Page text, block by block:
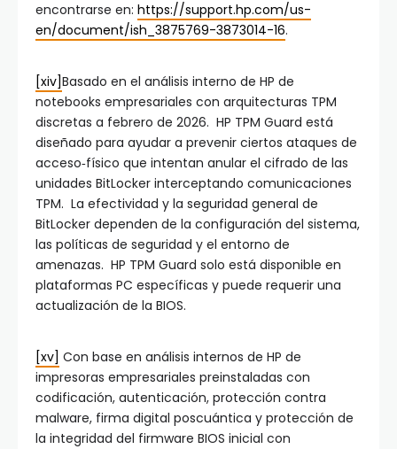
encontrarse en: https://support.hp.com/us-
en/document/ish_3875769-3873014-16.
[xiv]Basado en el análisis interno de HP de
notebooks empresariales con arquitecturas TPM
discretas a febrero de 2026. HP TPM Guard está
diseñado para ayudar a prevenir ciertos ataques de
acceso‑físico que intentan anular el cifrado de las
unidades BitLocker interceptando comunicaciones
TPM. La efectividad y la seguridad general de
BitLocker dependen de la configuración del sistema,
las políticas de seguridad y el entorno de
amenazas. HP TPM Guard solo está disponible en
plataformas PC específicas y puede requerir una
actualización de la BIOS.
[xv] Con base en análisis internos de HP de
impresoras empresariales preinstaladas con
codificación, autenticación, protección contra
malware, firma digital poscuántica y protección de
la integridad del firmware BIOS inicial con